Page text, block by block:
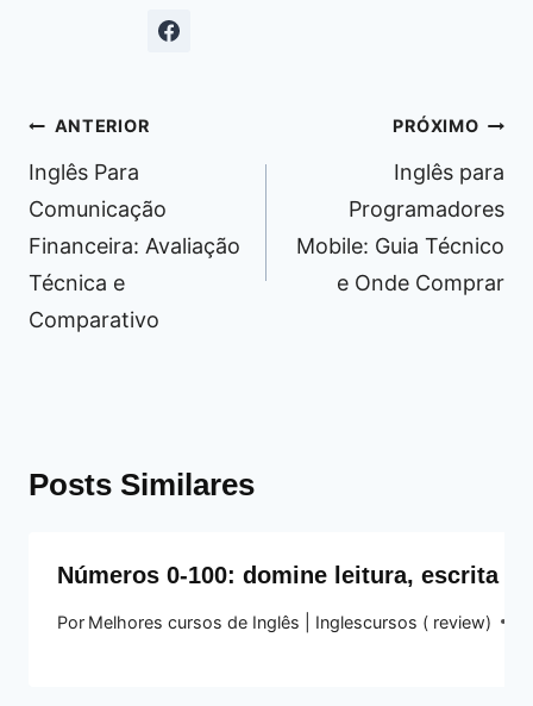
Navegação
de
Post
ANTERIOR
Inglês Para
Comunicação
Financeira: Avaliação
Técnica e
Comparativo
PRÓXIMO
Inglês para
Programadores
Mobile: Guia Técnico
e Onde Comprar
Posts Similares
Números 0-100: domine leitura, escrita e
Por Melhores cursos de Inglês | Inglescursos ( review)